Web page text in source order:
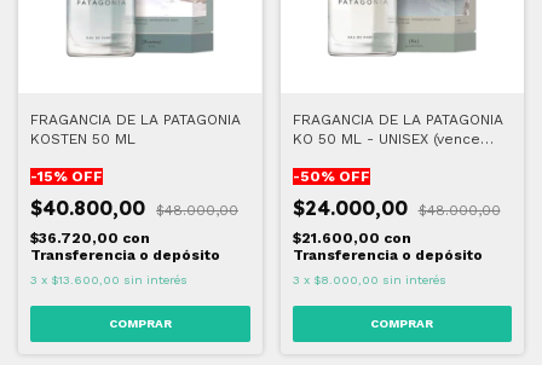
FRAGANCIA DE LA PATAGONIA
KOSTEN 50 ML
-15% OFF
$40.800,00
$48.000,00
$36.720,00 con
Transferencia o depósito
3 x $13.600,00 sin interés
FRAGANCIA DE LA PATAGONIA
KO 50 ML - UNISEX (vence
-50% OFF
$24.000,00
$48.000,00
$21.600,00 con
Transferencia o depósito
3 x $8.000,00 sin interés